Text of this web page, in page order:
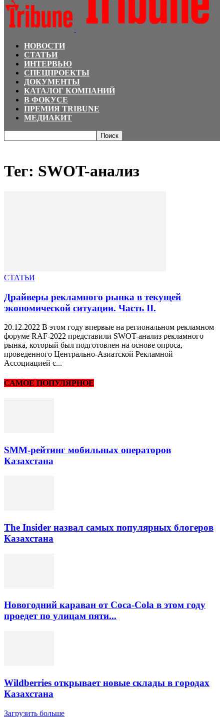
НОВОСТИ
СТАТЬИ
ИНТЕРВЬЮ
СПЕЦПРОЕКТЫ
ДОКУМЕНТЫ
КАТАЛОГ КОМПАНИЙ
В ФОКУСЕ
ПРЕМИЯ TRIBUNE
МЕДИАКИТ
Тег: SWOT-анализ
СТАТЬИ
Драйверы рекламного рынка в текущей
экономической ситуации. Часть II.
20.12.2022 В этом году впервые на региональном рекламном
форуме RAF-2022 представили SWOT-анализ рекламного
рынка, который был подготовлен на основе опроса,
проведенного Центрально-Азиатской Рекламной
Ассоциацией с...
САМОЕ ПОПУЛЯРНОЕ
SMM-рейтинг мобильных операторов
Казахстана
The Insider назвал самых популярных блогеров
Казахстана
Новогодний караван от Coca-Cola в этом году
проедет по улицам пяти...
Wildberries открывает новые склады в городах
Казахстана
Загрузить больше